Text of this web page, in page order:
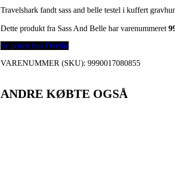
Travelshark fandt sass and belle testel i kuffert
Dette produkt fra Sass And Belle har varenummeret
Se prisen hos Ovellie
VARENUMMER (SKU):9990017080855
ANDRE KØBTE OGSÅ